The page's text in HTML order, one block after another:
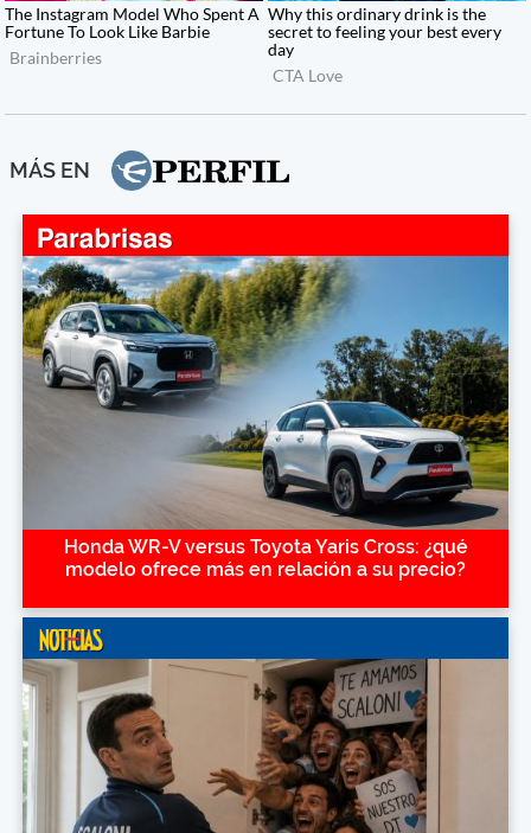
MÁS EN
Honda WR-V versus Toyota Yaris Cross: ¿qué
modelo ofrece más en relación a su precio?